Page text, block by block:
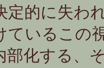
定的に失わ
ているこの
部化する、